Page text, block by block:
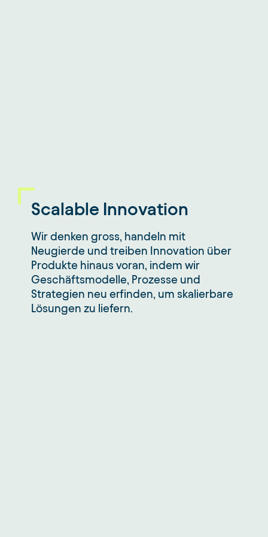
Scalable Innovation
Wir denken gross, handeln mit
Neugierde und treiben Innovation über
Produkte hinaus voran, indem wir
Geschäftsmodelle, Prozesse und
Strategien neu erfinden, um skalierbare
Lösungen zu liefern.